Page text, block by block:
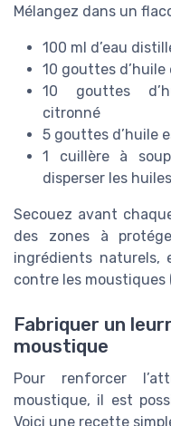
Mélangez dans un
100 ml d’eau
10 gouttes
10 gouttes
citronné
5 gouttes d’huile
1 cuillère à
disperser les
Secouez avant
des zones à
ingrédients naturels,
contre les moustiques
Fabriquer un
moustique
Pour renforcer
moustique, il est
Voici une recette